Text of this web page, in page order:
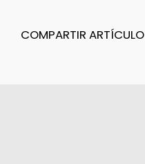
COMPARTIR ARTÍCULO